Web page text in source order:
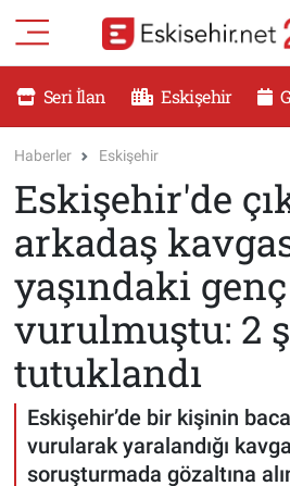
Seri İlan Eskişehir
Haberler Eskişehir
Eskişehir'de
arkadaş
yaşındaki
vurulmuştu: 2
tutuklandı
Eskişehir’de bir kişinin
vurularak yaralandığı
soruşturmada gözaltına
RESMİ İLANLAR
DÜNYA
SAĞLIK
MAGAZİN
KADIN
TEKNOLOJİ
YEMEK
Eskişehir Nöbetçi Eczaneler
Eskişehir Namaz Vakitleri
Eskişehir Trafik Yoğunluk
Süper Lig Puan Durumu ve
Tüm Manşetler
Son Dakika Haberleri
Haber Arşivi